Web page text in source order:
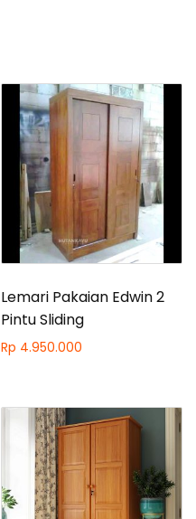
Lemari Pakaian Edwin 2
Pintu Sliding
Rp 4.950.000